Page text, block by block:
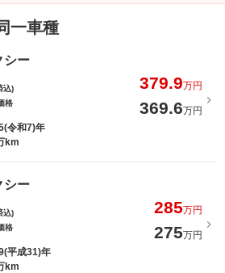
一車種
シー
込)
379.9万円
格
369.6万円
令和7)年
km
シー
込)
285万円
格
275万円
平成31)年
km